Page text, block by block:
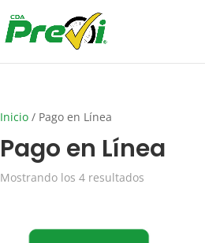
Inicio / Pago en Línea
Pago en Línea
Mostrando los 4 resultados